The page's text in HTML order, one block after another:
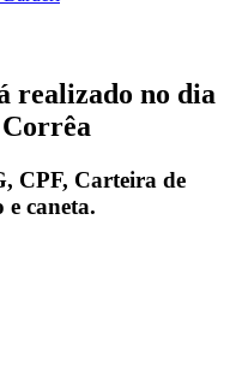
realizado no dia
Corrêa
CPF, Carteira de
caneta.